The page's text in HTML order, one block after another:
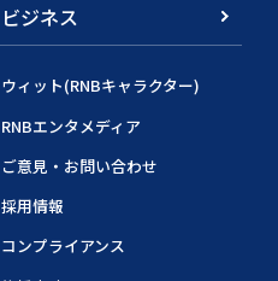
ビジネス
ウィット(RNBキャラクター)
RNBエンタメディア
ご意見・お問い合わせ
採用情報
コンプライアンス